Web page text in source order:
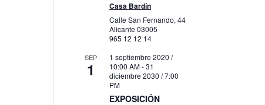
Casa Bardín
Calle San Fernando, 44
Alicante03005
965 12 12 14
SEP
1
1 septiembre 2020 /
10:00 AM-31
diciembre 2030 / 7:00
PM
EXPOSICIÓN